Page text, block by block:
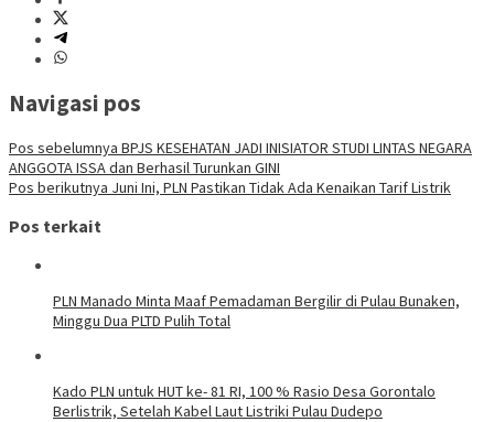
Navigasi pos
Pos sebelumnya BPJS KESEHATAN JADI INISIATOR STUDI LINTAS NEGARA
ANGGOTA ISSA dan Berhasil Turunkan GINI
Pos berikutnya Juni Ini, PLN Pastikan Tidak Ada Kenaikan Tarif Listrik
Pos terkait
PLN Manado Minta Maaf Pemadaman Bergilir di Pulau Bunaken,
Minggu Dua PLTD Pulih Total
Kado PLN untuk HUT ke- 81 RI, 100 % Rasio Desa Gorontalo
Berlistrik, Setelah Kabel Laut Listriki Pulau Dudepo